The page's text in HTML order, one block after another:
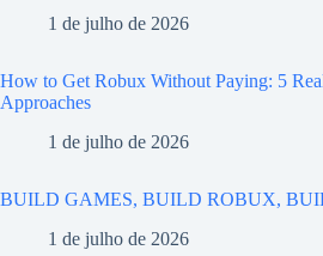
1 de julho de 2026
How to Get Robux Without Paying: 5
Approaches
1 de julho de 2026
BUILD GAMES, BUILD ROBUX,
1 de julho de 2026